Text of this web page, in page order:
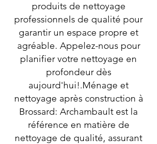
produits de nettoyage
professionnels de qualité pour
garantir un espace propre et
agréable. Appelez-nous pour
planifier votre nettoyage en
profondeur dès
aujourd'hui!.Ménage et
nettoyage après construction à
Brossard: Archambault est la
référence en matière de
nettoyage de qualité, assurant